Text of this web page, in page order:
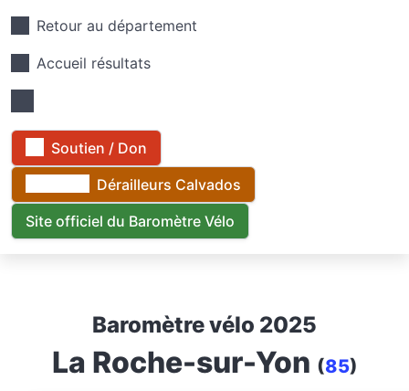
Retour au département
Accueil résultats
Soutien / Don
Dérailleurs Calvados
Site officiel du Baromètre Vélo
Baromètre vélo 2025
La Roche-sur-Yon (85)